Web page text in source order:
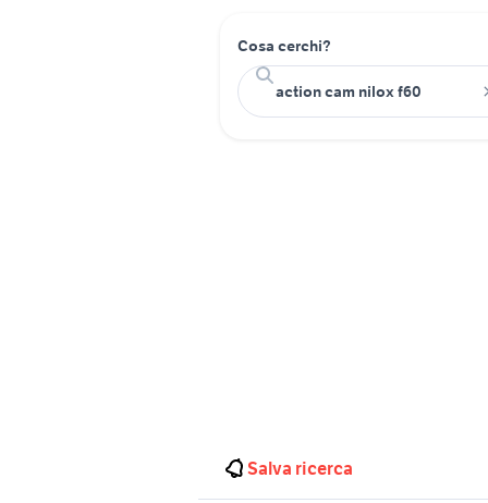
Cosa cerchi?
Salva ricerca